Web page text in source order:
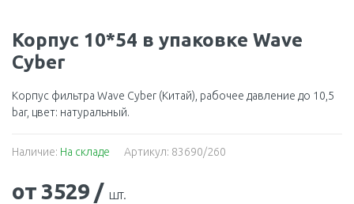
Корпус 10*54 в упаковке Wave
Cyber
Корпус фильтра Wave Cyber (Китай), рабочее давление до 10,5
bar, цвет: натуральный.
Наличие: На складе Артикул: 83690/260
от 3529 / шт.